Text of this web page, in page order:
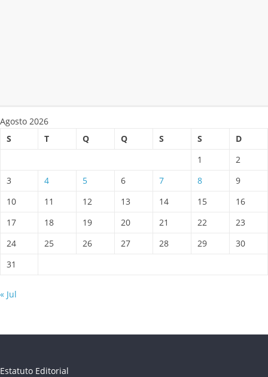
Agosto 2026
S
T Q Q S S
D
1
2
3
4 5 6 7 8
9
10
11 12 13 14 15
16
17
18 19 20 21 22
23
24
25 26 27 28 29
30
31
« Jul
Estatuto Editorial